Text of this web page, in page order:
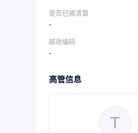
是否已被清算
-
邮政编码
-
高管信息
T